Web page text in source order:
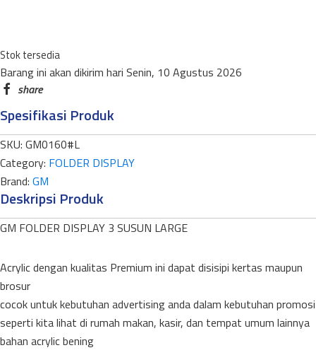
Stok tersedia
LARGE
quantity
Barang ini akan dikirim hari Senin, 10 Agustus 2026
Spesifikasi Produk
SKU: GM0160#L
Category: FOLDER DISPLAY
Brand: GM
Deskripsi Produk
GM FOLDER DISPLAY 3 SUSUN LARGE
Acrylic dengan kualitas Premium ini dapat disisipi kertas maupun
brosur
cocok untuk kebutuhan advertising anda dalam kebutuhan promosi
seperti kita lihat di rumah makan, kasir, dan tempat umum lainnya
bahan acrylic bening